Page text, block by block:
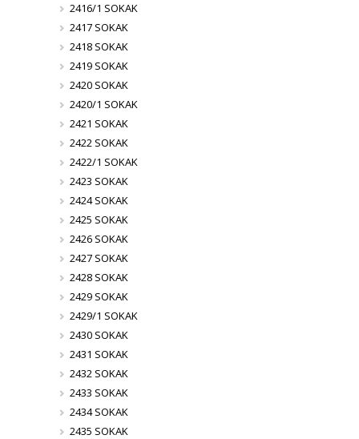
2416/1 SOKAK
2417 SOKAK
2418 SOKAK
2419 SOKAK
2420 SOKAK
2420/1 SOKAK
2421 SOKAK
2422 SOKAK
2422/1 SOKAK
2423 SOKAK
2424 SOKAK
2425 SOKAK
2426 SOKAK
2427 SOKAK
2428 SOKAK
2429 SOKAK
2429/1 SOKAK
2430 SOKAK
2431 SOKAK
2432 SOKAK
2433 SOKAK
2434 SOKAK
2435 SOKAK